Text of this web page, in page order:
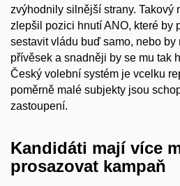
zvýhodnily silnější strany. Takový
zlepšil pozici hnutí ANO, které by
sestavit vládu buď samo, nebo by
přívěsek a snadněji by se mu tak
Český volební systém je vcelku
poměrně malé subjekty jsou
zastoupení.
Kandidáti mají více
prosazovat kampaň